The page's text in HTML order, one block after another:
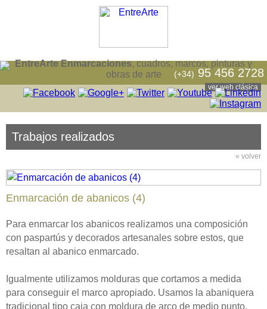
EntreArte Enmarcaciones, cuadros, marcos, pinturas y
obras de arte
ver web clásica
(+34) 95 456 2728
Trabajos realizados
« volver
Enmarcación de abanicos (4)
Para enmarcar los abanicos realizamos una composición
con paspartús y decorados artesanales sobre estos, que
resaltan al abanico enmarcado.
Igualmente utilizamos molduras que cortamos a medida
para conseguir el marco apropiado. Usamos la abaniquera
tradicional tipo caja con moldura de arco de medio punto.